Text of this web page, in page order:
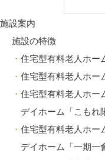
施設案内
施設の特徴
住宅型有料老人ホー
住宅型有料老人ホー
住宅型有料老人ホー
デイホーム「こもれ
住宅型有料老人ホー
デイホーム「一期一